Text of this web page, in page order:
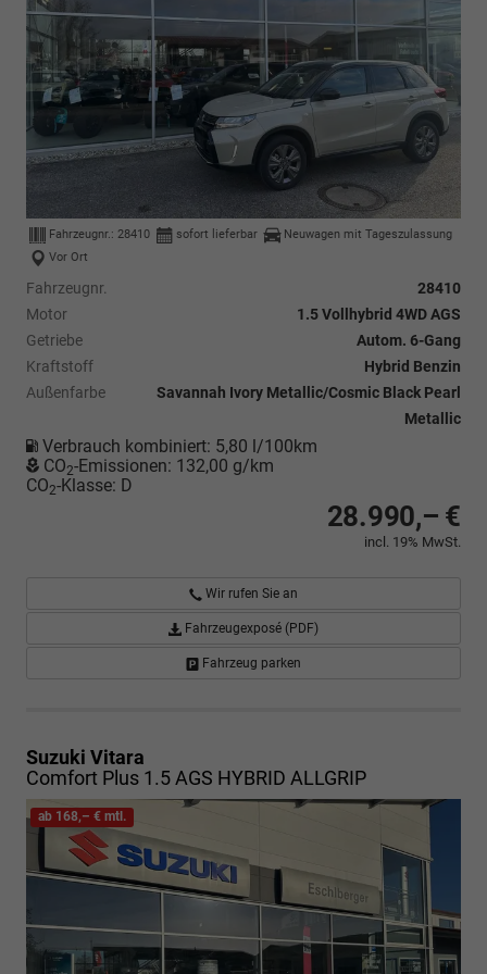
Fahrzeugnr.: 28410 sofort lieferbar
Neuwagen mit Tageszulassung
Vor Ort
Fahrzeugnr.
28410
Motor
1.5 Vollhybrid 4WD AGS
Getriebe
Autom. 6-Gang
Kraftstoff
Hybrid Benzin
Außenfarbe
Savannah Ivory Metallic/Cosmic Black Pearl
Metallic
Verbrauch kombiniert: 5,80 l/100km
CO2-Emissionen: 132,00 g/km
CO2-Klasse: D
28.990,– €
incl. 19% MwSt.
Wir rufen Sie an
Fahrzeugexposé (PDF)
Fahrzeug parken
Suzuki Vitara
Comfort Plus 1.5 AGS HYBRID ALLGRIP
ab 168,– € mtl.